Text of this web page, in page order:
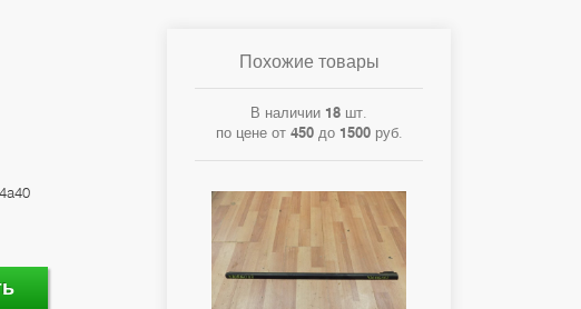
Похожие товары
В наличии 18 шт.
по цене от 450до 1500руб.